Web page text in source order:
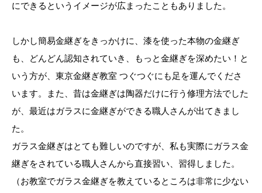
にできるというイメージが広まったこともありました。
しかし簡易金継ぎをきっかけに、漆を使った本物の金継ぎ
も、どんどん認知されていき、もっと金継ぎを深めたい！と
いう方が、東京金継ぎ教室 つぐつぐにも足を運んでくださ
います。また、昔は金継ぎは陶器だけに行う修理方法でした
が、最近はガラスに金継ぎができる職人さんが出てきまし
た。
ガラス金継ぎはとても難しいのですが、私も実際にガラス金
継ぎをされている職人さんから直接習い、習得しました。
（お教室でガラス金継ぎを教えているところは非常に少ない